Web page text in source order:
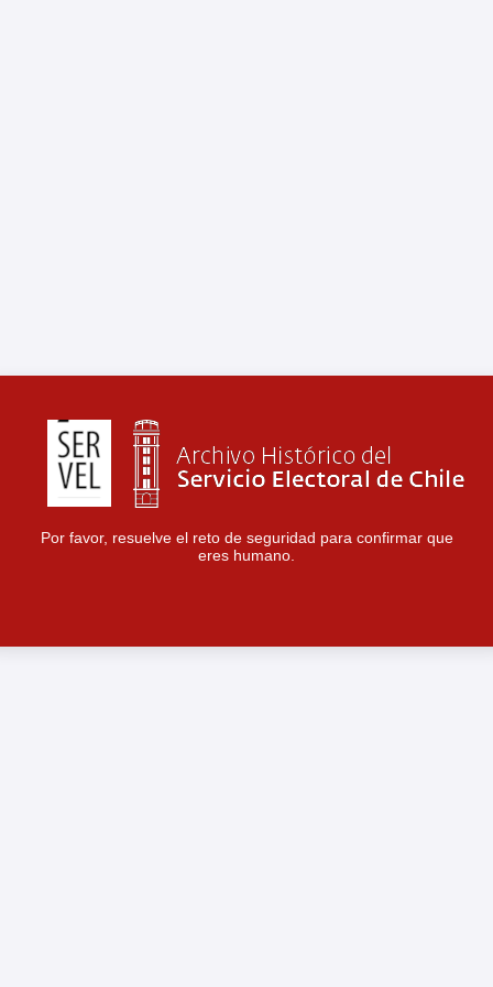
Por favor, resuelve el reto de seguridad para confirmar que
eres humano.